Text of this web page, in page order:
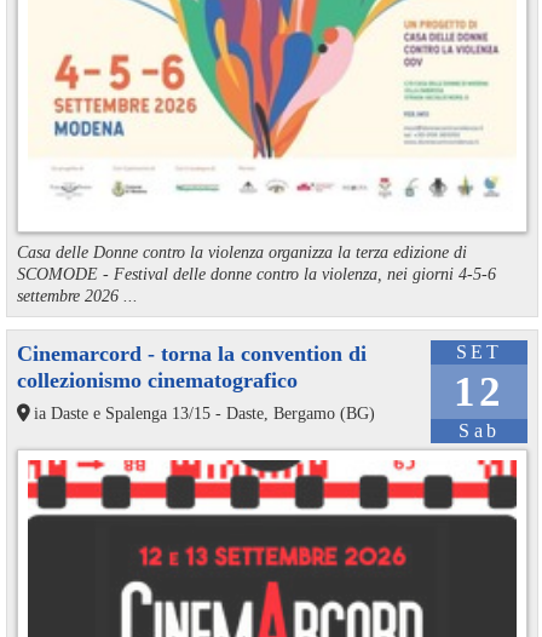
Casa delle Donne contro la violenza organizza la terza edizione di
SCOMODE - Festival delle donne contro la violenza, nei giorni 4-5-6
settembre 2026 ...
SET
12
Sab
Cinemarcord - torna la convention di
collezionismo cinematografico
ia Daste e Spalenga 13/15 - Daste, Bergamo (BG)